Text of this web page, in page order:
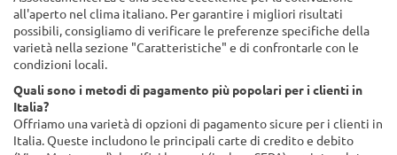
all'aperto nel clima italiano. Per garantire i migliori risultati
possibili, consigliamo di verificare le preferenze specifiche della
varietà nella sezione "Caratteristiche" e di confrontarle con le
condizioni locali.
Quali sono i metodi di pagamento più popolari per i clienti in
Italia?
Offriamo una varietà di opzioni di pagamento sicure per i clienti in
Italia. Queste includono le principali carte di credito e debito